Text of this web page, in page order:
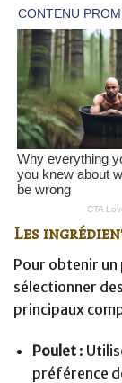
Les
Pour obtenir un
sélectionner
principaux
Poulet:
préférence